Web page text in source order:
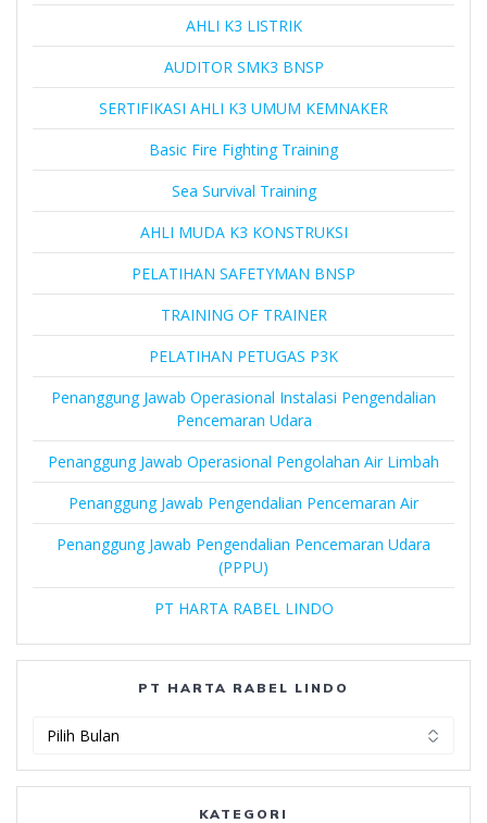
AHLI K3 LISTRIK
AUDITOR SMK3 BNSP
SERTIFIKASI AHLI K3 UMUM KEMNAKER
Basic Fire Fighting Training
Sea Survival Training
AHLI MUDA K3 KONSTRUKSI
PELATIHAN SAFETYMAN BNSP
TRAINING OF TRAINER
PELATIHAN PETUGAS P3K
Penanggung Jawab Operasional Instalasi Pengendalian
Pencemaran Udara
Penanggung Jawab Operasional Pengolahan Air Limbah
Penanggung Jawab Pengendalian Pencemaran Air
Penanggung Jawab Pengendalian Pencemaran Udara
(PPPU)
PT HARTA RABEL LINDO
PT HARTA RABEL LINDO
Rabel
Lindo
KATEGORI